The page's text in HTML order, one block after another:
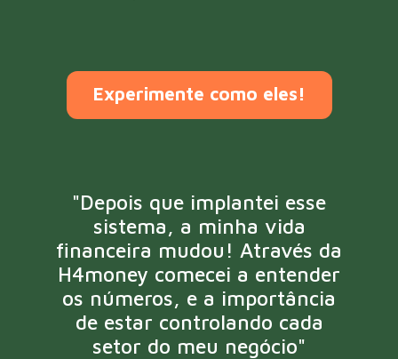
Experimente como eles!
"Depois que implantei esse
sistema, a minha vida
financeira mudou! Através da
H4money comecei a entender
os números, e a importância
de estar controlando cada
setor do meu negócio"